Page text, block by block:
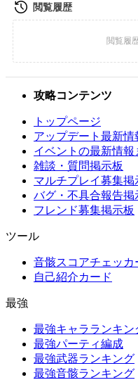
攻略コンテンツ
トップページ
アップデート最新情
イベントの最新情報
雑談・質問掲示板
マルチプレイ募集掲
バグ・不具合報告掲
フレンド募集掲示板
ツール
音骸スコアチェッカ
自己紹介カード
最強
最強キャラランキン
最強パーティ編成
最強武器ランキング
最強音骸ランキング